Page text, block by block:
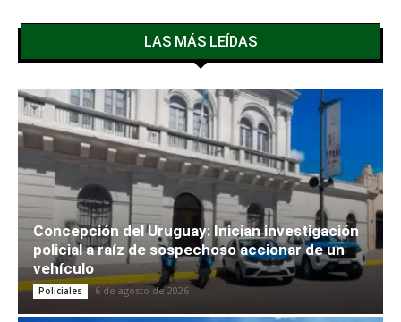
LAS MÁS LEÍDAS
Concepción del Uruguay: Inician investigación
policial a raíz de sospechoso accionar de un
vehículo
Policiales 6 de agosto de 2026